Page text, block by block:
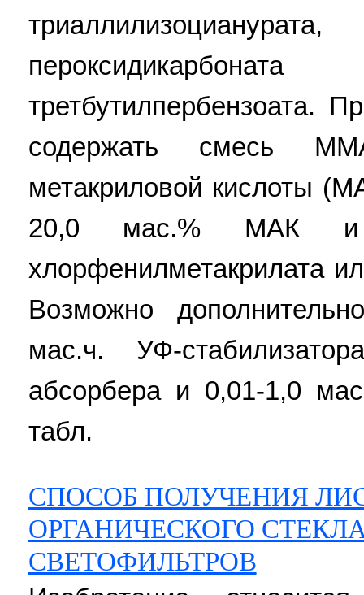
третбутилпербензоата.
содержать смесь
метакриловой кислоты
20,0 мас.% МАК и
хлорфенилметакрилата
Возможно
мас.ч. УФ-
абсорбера и 0,01-1,0
табл.
СПОСОБ ПОЛУЧЕНИЯ
ОРГАНИЧЕСКОГО
СВЕТОФИЛЬТРОВ